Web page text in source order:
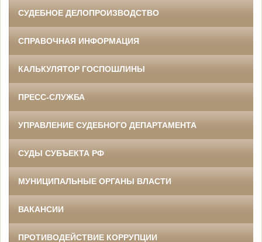
СУДЕБНОЕ ДЕЛОПРОИЗВОДСТВО
СПРАВОЧНАЯ ИНФОРМАЦИЯ
КАЛЬКУЛЯТОР ГОСПОШЛИНЫ
ПРЕСС-СЛУЖБА
УПРАВЛЕНИЕ СУДЕБНОГО ДЕПАРТАМЕНТА
СУДЫ СУБЪЕКТА РФ
МУНИЦИПАЛЬНЫЕ ОРГАНЫ ВЛАСТИ
ВАКАНСИИ
ПРОТИВОДЕЙСТВИЕ КОРРУПЦИИ